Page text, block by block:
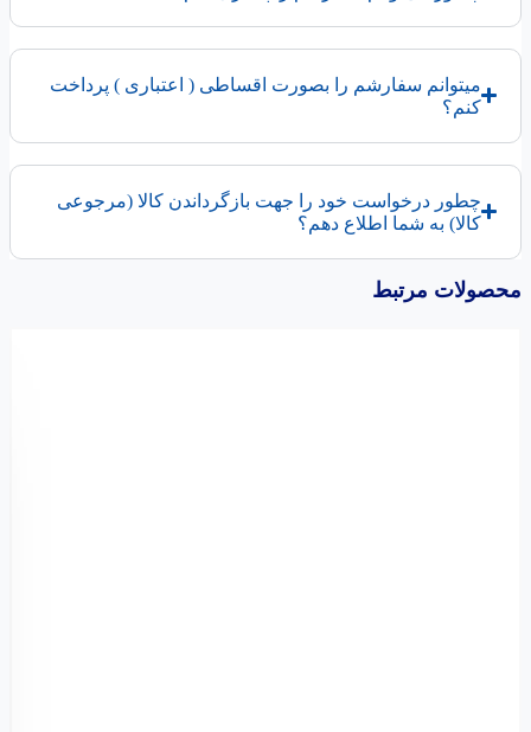
میتوانم سفارشم را بصورت اقساطی ( اعتباری ) پرداخت
کنم؟
چطور درخواست خود را جهت بازگرداندن کالا (مرجوعی
کالا) به شما اطلاع دهم؟
محصولات مرتبط